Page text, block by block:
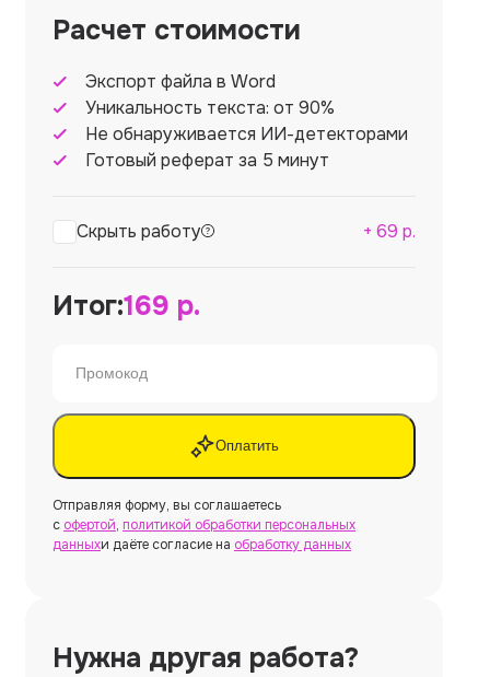
Расчет стоимости
Экспорт файла в Word
Уникальность текста: от 90%
Не обнаруживается ИИ-детекторами
Готовый реферат за 5 минут
Скрыть работу + 69 р.
Итог:169 р.
Оплатить
Отправляя форму, вы соглашаетесь
с офертой, политикой обработки персональных
данныхи даёте согласие на обработку данных
Нужна другая работа?